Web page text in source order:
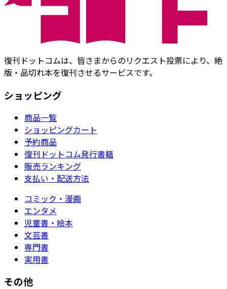
復刊ドットコムは、皆さまからのリクエスト投票により、絶
版・品切れ本を復刊させるサービスです。
ショッピング
商品一覧
ショッピングカート
予約商品
復刊ドットコム発行書籍
販売ランキング
支払い・配送方法
コミック・漫画
エンタメ
児童書・絵本
文芸書
専門書
実用書
その他